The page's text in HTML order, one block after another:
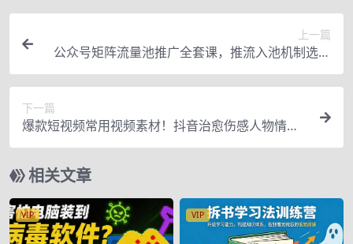
上一篇
公众号矩阵流量池推广全套课，推流入池机制选题
标题详解，DeepSeek AI批量做内容，多渠道变现
全流程教学
下一篇
爆款短视频常用视频素材！抖音治愈伤感人物情感
视频素材，400款合集，无声无水印，视频感氛围
拉满
相关文章
VIP VIP